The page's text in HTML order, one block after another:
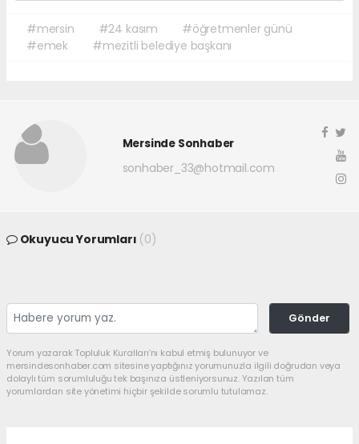
#mersin #24 kasım
#öğretmenler günü
#emek
#mezitli belediye başkanı
Mersinde Sonhaber
sonhaber_33@hotmail.com
Okuyucu Yorumları (0)
Gönder
Yorum yazarak Topluluk Kuralları’nı kabul etmiş bulunuyor ve
mersindesonhaber.com sitesine yaptığınız yorumunuzla ilgili doğrudan veya
dolaylı tüm sorumluluğu tek başınıza üstleniyorsunuz. Yazılan tüm
yorumlardan site yönetimi hiçbir şekilde sorumlu tutulamaz.